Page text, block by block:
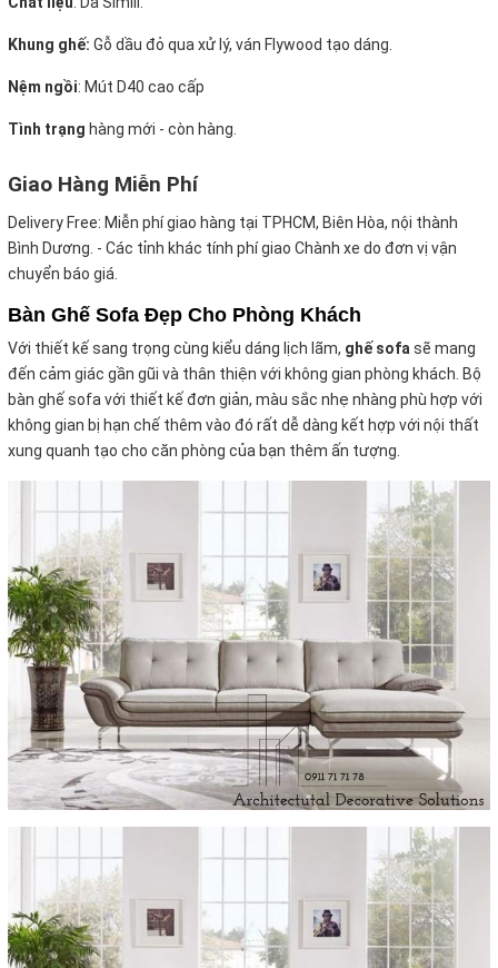
Khung ghế: Gỗ dầu đỏ qua xử lý, ván Flywood tạo dáng.
Nệm ngồi: Mút D40 cao cấp
Tình trạng hàng mới - còn hàng.
Giao Hàng Miễn Phí
Delivery Free: Miễn phí giao hàng tại TPHCM, Biên Hòa, nội thành
Bình Dương. - Các tỉnh khác tính phí giao Chành xe do đơn vị vận
chuyển báo giá.
Bàn Ghế Sofa Đẹp Cho Phòng Khách
Với thiết kế sang trọng cùng kiểu dáng lịch lãm, ghế sofasẽ mang
đến cảm giác gần gũi và thân thiện với không gian phòng khách. Bộ
bàn ghế sofa với thiết kế đơn giản, màu sắc nhẹ nhàng phù hợp với
không gian bị hạn chế thêm vào đó rất dễ dàng kết hợp với nội thất
xung quanh tạo cho căn phòng của bạn thêm ấn tượng.